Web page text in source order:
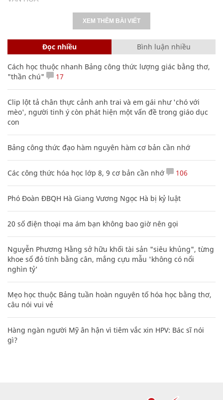
XEM THÊM BÀI VIẾT
Đọc nhiều Bình luận nhiều
Cách học thuộc nhanh Bảng công thức lượng giác bằng thơ,
"thần chú"
17
Clip lột tả chân thực cảnh anh trai và em gái như 'chó với
mèo', người tinh ý còn phát hiện một vấn đề trong giáo dục
con
Bảng công thức đạo hàm nguyên hàm cơ bản cần nhớ
Các công thức hóa học lớp 8, 9 cơ bản cần nhớ 106
Phó Đoàn ĐBQH Hà Giang Vương Ngọc Hà bị kỷ luật
20 số điện thoại ma ám bạn không bao giờ nên gọi
Nguyễn Phương Hằng sở hữu khối tài sản "siêu khủng", từng
khoe sổ đỏ tính bằng cân, mắng cựu mẫu 'không có nổi
nghìn tỷ'
Mẹo học thuộc Bảng tuần hoàn nguyên tố hóa học bằng thơ,
câu nói vui vẻ
Hàng ngàn người Mỹ ân hận vì tiêm vắc xin HPV: Bác sĩ nói
gì?